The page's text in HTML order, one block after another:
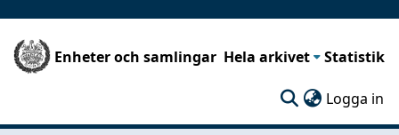
Enheter och samlingar Hela arkivet Statistik
Logga in